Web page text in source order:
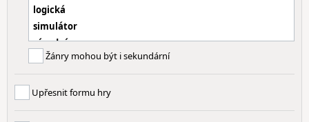
logická
simulátor
závodní
sportovní
hudební
online
dětská
Žánry mohou být i sekundární
Upřesnit formu hry